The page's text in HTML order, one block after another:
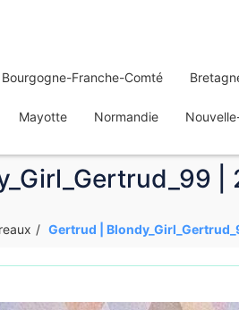
Bourgogne-Franche-Comté
Mayotte Normandie
Gertrud |